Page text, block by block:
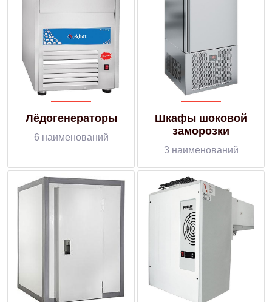
Лёдогенераторы
6 наименований
Шкафы шоковой
заморозки
3 наименований